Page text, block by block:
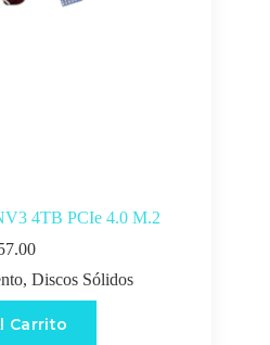
4TB PCIe 4.0 M.2
, Discos Sólidos
Carrito